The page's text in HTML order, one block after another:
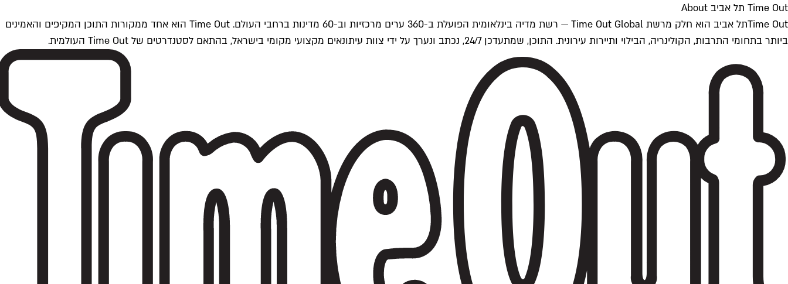
Time Out תל אביב About
Time Outתל אביב הוא חלק מרשת Time Out Global — רשת מדיה בינלאומית הפועלת ב-360 ערים מרכזיות וב-60 מדינות ברחבי העולם. Time Out הוא אחד ממקורות התוכן המקיפים והאמינים
ביותר בתחומי התרבות, הקולינריה, הבילוי ותיירות עירונית. התוכן, שמתעדכן 24/7, נכתב ונערך על ידי צוות עיתונאים מקצועי מקומי בישראל, בהתאם לסטנדרטים של Time Out העולמית.